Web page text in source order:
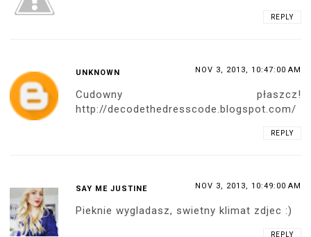
REPLY
UNKNOWN NOV 3, 2013, 10:47:00 AM
Cudowny płaszcz!
http://decodethedresscode.blogspot.com/
REPLY
SAY ME JUSTINE NOV 3, 2013, 10:49:00 AM
Pieknie wygladasz, swietny klimat zdjec :)
REPLY